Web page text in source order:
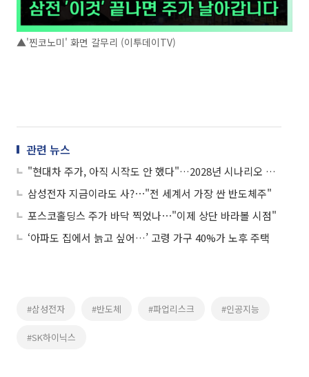
▲'찐코노미' 화면 갈무리 (이투데이TV)
관련 뉴스
"현대차 주가, 아직 시작도 안 했다"…2028년 시나리오 보니
삼성전자 지금이라도 사?⋯"전 세계서 가장 싼 반도체주"
포스코홀딩스 주가 바닥 찍었나⋯"이제 상단 바라볼 시점"
‘아파도 집에서 늙고 싶어…’ 고령 가구 40%가 노후 주택
#삼성전자 #반도체 #파업리스크 #인공지능
#SK하이닉스